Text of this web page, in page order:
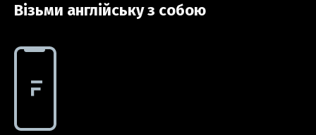
Візьми англійську з собою